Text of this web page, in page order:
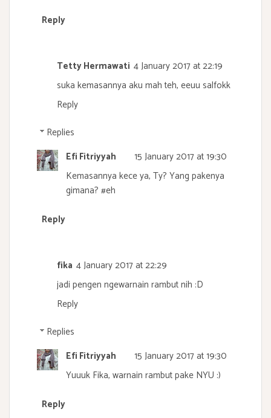
Reply
Tetty Hermawati 4 January 2017 at 22:19
suka kemasannya aku mah teh, eeuu salfokk
Reply
Replies
Efi Fitriyyah
15 January 2017 at 19:30
Kemasannya kece ya, Ty? Yang pakenya
gimana? #eh
Reply
fika 4 January 2017 at 22:29
jadi pengen ngewarnain rambut nih :D
Reply
Replies
Efi Fitriyyah
15 January 2017 at 19:30
Yuuuk Fika, warnain rambut pake NYU :)
Reply